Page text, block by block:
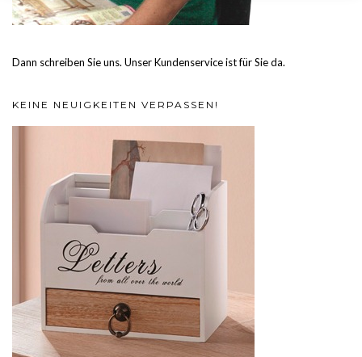
Dann schreiben Sie uns. Unser Kundenservice ist für Sie da.
KEINE NEUIGKEITEN VERPASSEN!